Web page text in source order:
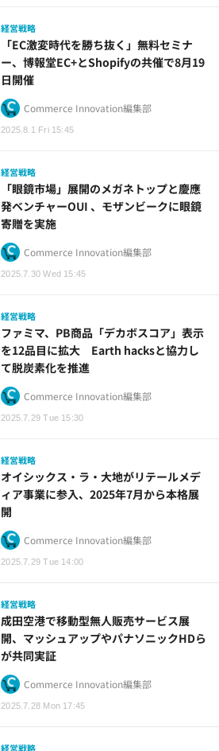
経営戦略
2025.8.1 Fri 15:45
「EC激変時代を勝ち抜く」無料セミナ
ー、博報堂EC+とShopifyの共催で8月19
日開催
Commerce Innovation編集部
経営戦略
2025.7.30 Wed 15:45
「眼鏡市場」展開のメガネトップと慶應
発ベンチャーOUI 、モザンビークに眼鏡
寄贈を実施
Commerce Innovation編集部
経営戦略
2025.7.29 Tue 15:30
ファミマ、PB商品「デカボスコア」表示
を12品目に拡大 Earth hacksと協力し
て脱炭素化を推進
Commerce Innovation編集部
経営戦略
2025.7.29 Tue 14:00
オイシックス・ラ・大地がリテールメデ
ィア事業に参入、2025年7月から本格展
開
Commerce Innovation編集部
経営戦略
2025.7.28 Mon 17:45
成田空港で移動型無人販売サービス展
開、マッシュアップやパナソニックHDら
が共同実証
Commerce Innovation編集部
経営戦略